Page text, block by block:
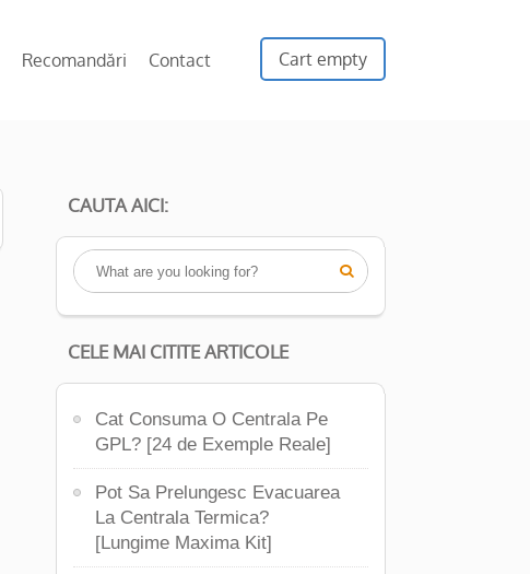
Cart empty
Recomandări Contact
CAUTA AICI:

CELE MAI CITITE ARTICOLE
Cat Consuma O Centrala Pe
GPL? [24 de Exemple Reale]
Pot Sa Prelungesc Evacuarea
La Centrala Termica?
[Lungime Maxima Kit]